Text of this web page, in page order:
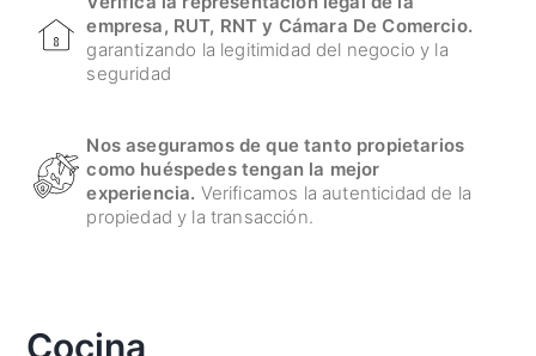
empresa, RUT, RNT y Cámara De Comercio.
garantizando la legitimidad del negocio y la
seguridad
Nos aseguramos de que tanto propietarios
como huéspedes tengan la mejor
experiencia. Verificamos la autenticidad de la
propiedad y la transacción.
Cocina